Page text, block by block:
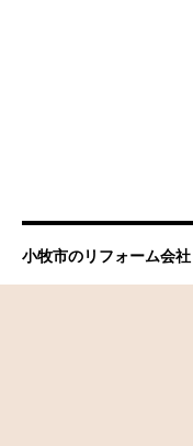
小牧市のリフォーム会